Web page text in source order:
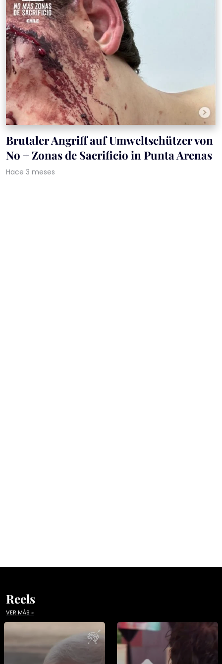
Brutaler Angriff auf Umweltschützer von
No + Zonas de Sacrificio in Punta Arenas
Hace 3 meses
Reels
VER MÁS »